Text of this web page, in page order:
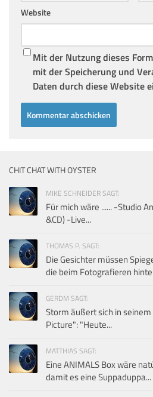
Website
Mit der Nutzung dieses
mit der Speicherung und
Daten durch diese Website
CHIT CHAT WITH OYSTER
MIKE SCHNEIDER SAGT:
Für mich wäre ...... -Studio
&CD) -Live...
THOMAS P. SAGT:
Die Gesichter müssen
die beim Fotografieren
GERDM SAGT:
Storm äußert sich in
Picture": "Heute...
MATTHIAS SAGT:
Eine ANIMALS Box wäre
damit es eine Suppaduppa...